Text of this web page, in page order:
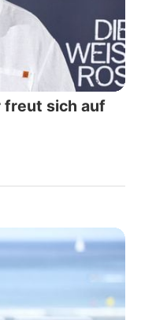
freut sich auf